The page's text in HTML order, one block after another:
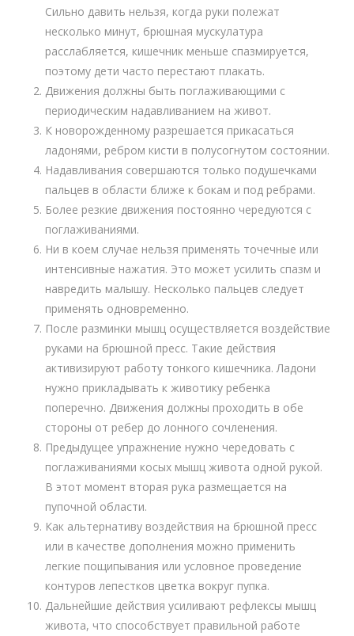
Сильно давить нельзя, когда руки полежат
несколько минут, брюшная мускулатура
расслабляется, кишечник меньше спазмируется,
поэтому дети часто перестают плакать.
Движения должны быть поглаживающими с
периодическим надавливанием на живот.
К новорожденному разрешается прикасаться
ладонями, ребром кисти в полусогнутом состоянии.
Надавливания совершаются только подушечками
пальцев в области ближе к бокам и под ребрами.
Более резкие движения постоянно чередуются с
поглаживаниями.
Ни в коем случае нельзя применять точечные или
интенсивные нажатия. Это может усилить спазм и
навредить малышу. Несколько пальцев следует
применять одновременно.
После разминки мышц осуществляется воздействие
руками на брюшной пресс. Такие действия
активизируют работу тонкого кишечника. Ладони
нужно прикладывать к животику ребенка
поперечно. Движения должны проходить в обе
стороны от ребер до лонного сочленения.
Предыдущее упражнение нужно чередовать с
поглаживаниями косых мышц живота одной рукой.
В этот момент вторая рука размещается на
пупочной области.
Как альтернативу воздействия на брюшной пресс
или в качестве дополнения можно применить
легкие пощипывания или условное проведение
контуров лепестков цветка вокруг пупка.
Дальнейшие действия усиливают рефлексы мышц
живота, что способствует правильной работе